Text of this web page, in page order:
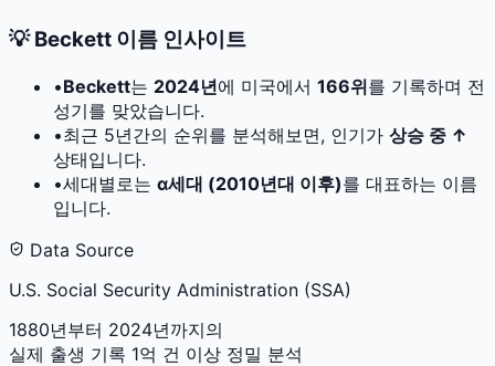
💡Beckett 이름 인사이트
•Beckett는 2024년에 미국에서 166위를 기록하며 전
성기를 맞았습니다.
•최근 5년간의 순위를 분석해보면, 인기가 상승 중 ↑
상태입니다.
•세대별로는 α세대 (2010년대 이후)를 대표하는 이름
입니다.
Data Source
U.S. Social Security Administration (SSA)
1880년부터 2024년까지의
실제 출생 기록 1억 건 이상 정밀 분석